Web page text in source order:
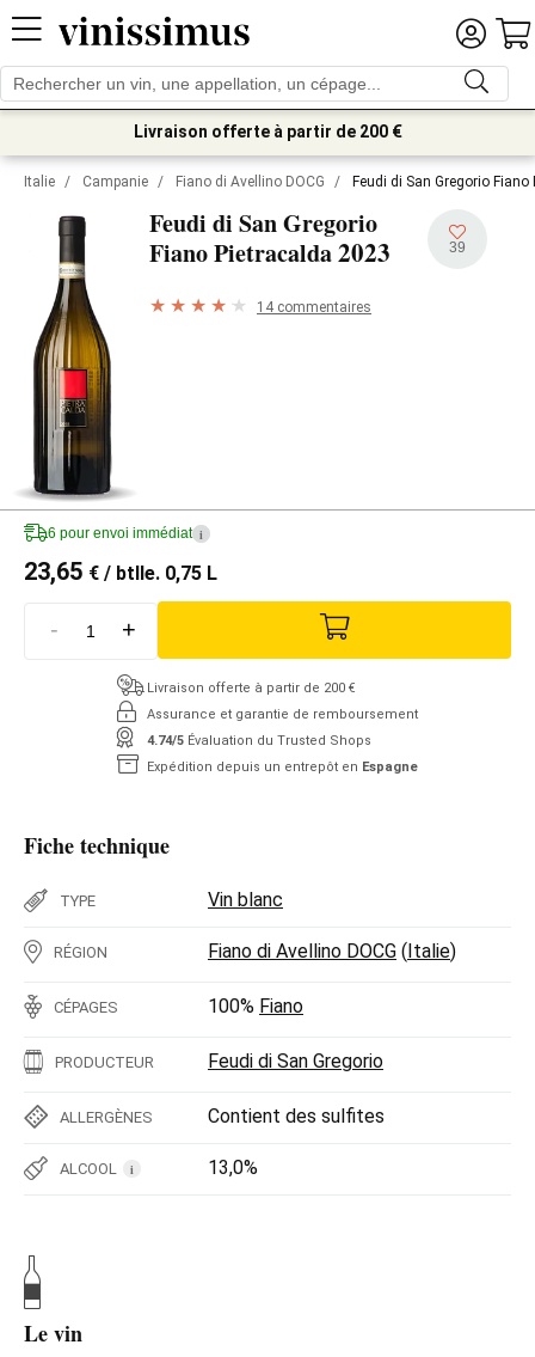
Livraison offerte à partir de 200 €
Italie / Campanie / Fiano di Avellino DOCG / Feudi di San Gregorio
Feudi di San Gregorio
Fiano Pietracalda2023 39
14 commentaires
6 pour envoi immédiat i
23,65 € / btlle. 0,75 L
- +
Livraison offerte à partir de 200 €
Assurance et garantie de remboursement
4.74/5 Évaluation du Trusted Shops
Expédition depuis un entrepôt en Espagne
Fiche technique
TYPE Vin blanc
RÉGION Fiano di Avellino DOCG (Italie)
CÉPAGES 100% Fiano
PRODUCTEUR Feudi di San Gregorio
ALLERGÈNES Contient des sulfites
ALCOOL i 13,0%
Le vin